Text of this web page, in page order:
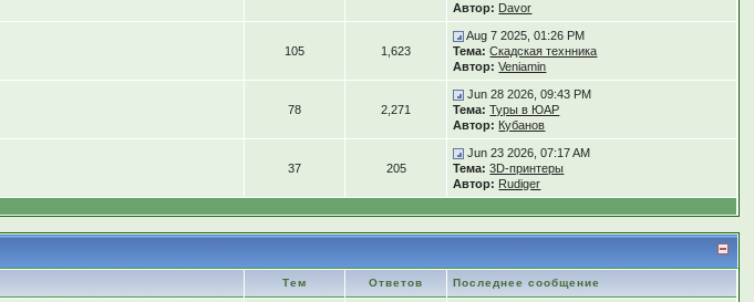
Автор: Davor
105 1,623
Aug 7 2025, 01:26 PM
Тема: Скадская технника
Автор: Veniamin
78 2,271
Jun 28 2026, 09:43 PM
Тема: Туры в ЮАР
Автор: Кубанов
37 205
Jun 23 2026, 07:17 AM
Тема: 3D-принтеры
Автор: Rudiger
Тем Ответов Последнее сообщение